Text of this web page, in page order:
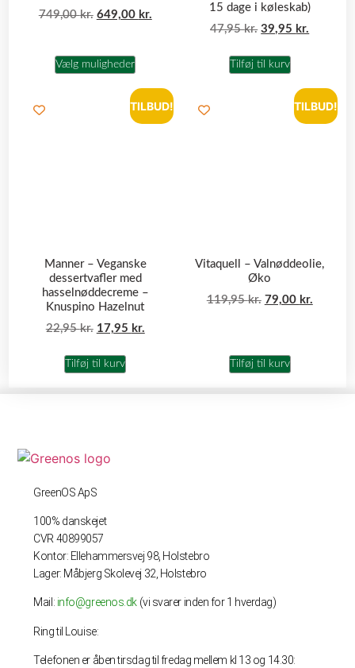
749,00kr. 649,00 kr.
Vælg muligheder
15 dage i køleskab)
47,95kr. 39,95 kr.
Tilføj til kurv
TILBUD!
Manner – Veganske
dessertvafler med
hasselnøddecreme –
Knuspino Hazelnut
22,95kr. 17,95 kr.
Tilføj til kurv
TILBUD!
Vitaquell – Valnøddeolie,
Øko
119,95kr. 79,00 kr.
Tilføj til kurv
GreenOS ApS
100% danskejet
CVR 40899057
Kontor: Ellehammersvej 98, Holstebro
Lager: Måbjerg Skolevej 32, Holstebro
Mail: info@greenos.dk (vi svarer inden for 1 hverdag)
Ring til Louise:
Telefonen er åben tirsdag til fredag mellem kl 13 og 14.30: